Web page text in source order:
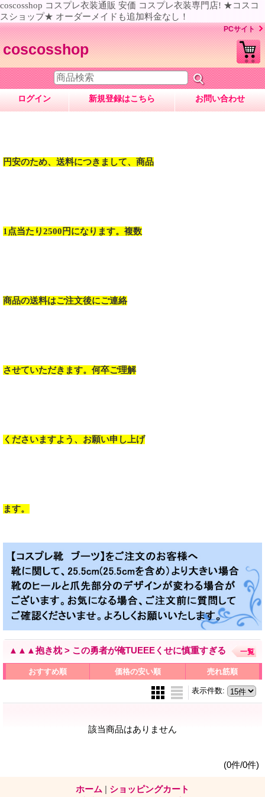
coscosshop コスプレ衣装通販 安価 コスプレ衣装専門店! ★コスコ
スショップ★ オーダーメイドも追加料金なし！
PCサイト
coscosshop
ログイン 新規登録はこちら お問い合わせ
円安のため、送料につきまして、商品
1点当たり2500円になります。複数
商品の送料はご注文後にご連絡
させていただきます。何卒ご理解
くださいますよう、お願い申し上げ
ます。
▲▲▲抱き枕 > この勇者が俺TUEEEくせに慎重すぎる 一覧
おすすめ順 価格の安い順 売れ筋順
表示件数:
該当商品はありません
(0件/0件)
ホーム | ショッピングカート